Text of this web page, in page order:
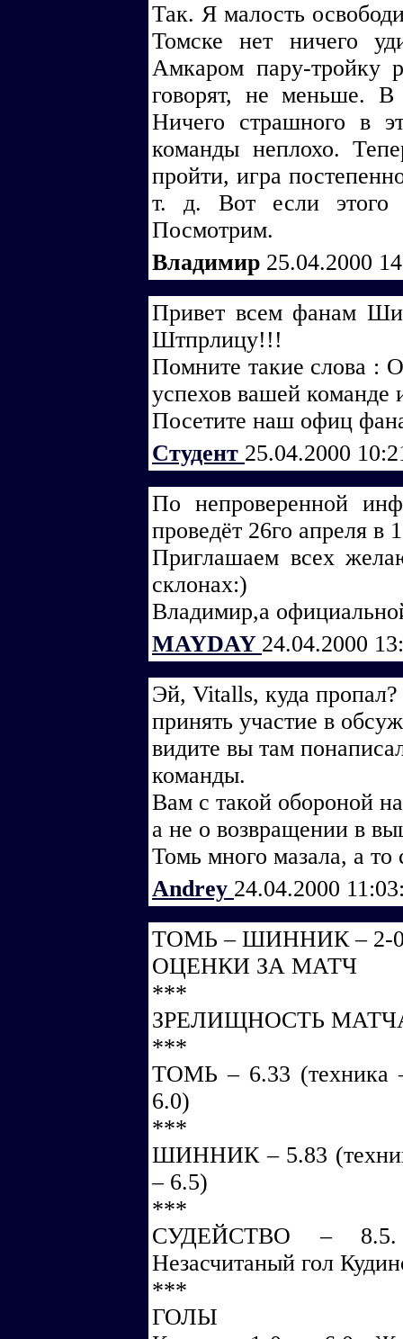
Так. Я малость
Томске нет ничего
Амкаром пару-тройку
говорят, не меньше. В
Ничего страшного в
команды неплохо.
пройти, игра
т. д. Вот если этого
Посмотрим.
Владимир 25.04.2000
Привет всем фанам
Штпрлицу!!!
Помните такие слова :
успехов вашей
Посетите наш офиц
Cтудент 25.04.2000
По непроверенной
проведёт 26го апреля в
Приглашаем всех
склонах:)
Владимир,а
MAYDAY 24.04.2000
Эй, Vitalls, куда
принять участие в
видите вы там
команды.
Вам с такой обороной
а не о возвращении в
Томь много мазала, а то
Andrey 24.04.2000
ТОМЬ – ШИННИК – 2-
ОЦЕНКИ ЗА МАТЧ
***
ЗРЕЛИЩНОСТЬ
***
ТОМЬ – 6.33 (техника
6.0)
***
ШИННИК – 5.83
– 6.5)
***
СУДЕЙСТВО – 8.5.
Незасчитаный гол
***
ГОЛЫ